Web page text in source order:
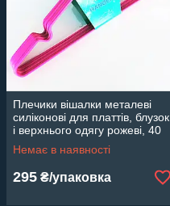
Плечики вішалки металеві
силіконові для платтів, блузок
і верхнього одягу рожеві, 40
см, 10 шт.
Немає в наявності
295 ₴/упаковка